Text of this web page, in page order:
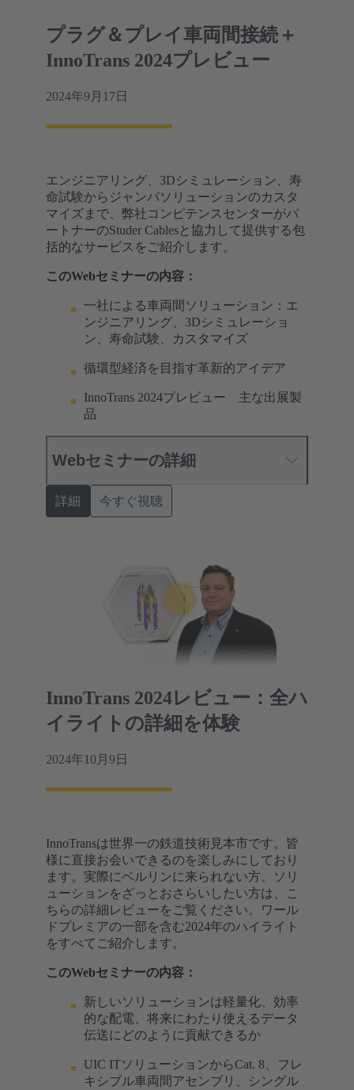
プラグ＆プレイ車両間接続＋
InnoTrans 2024プレビュー
2024年9月17日
エンジニアリング、3Dシミュレーション、寿
命試験からジャンパソリューションのカスタ
マイズまで、弊社コンピテンスセンターがパ
ートナーのStuder Cablesと協力して提供する包
括的なサービスをご紹介します。
このWebセミナーの内容：
一社による車両間ソリューション：エ
ンジニアリング、3Dシミュレーショ
ン、寿命試験、カスタマイズ
循環型経済を目指す革新的アイデア
InnoTrans 2024プレビュー 主な出展製
品
Webセミナーの詳細
詳細 今すぐ視聴
InnoTrans 2024レビュー：全ハ
イライトの詳細を体験
2024年10月9日
InnoTransは世界一の鉄道技術見本市です。皆
様に直接お会いできるのを楽しみにしており
ます。実際にベルリンに来られない方、ソリ
ューションをざっとおさらいしたい方は、こ
ちらの詳細レビューをご覧ください。ワール
ドプレミアの一部を含む2024年のハイライト
をすべてご紹介します。
このWebセミナーの内容：
新しいソリューションは軽量化、効率
的な配電、将来にわたり使えるデータ
伝送にどのように貢献できるか
UIC ITソリューションからCat. 8、フレ
キシブル車両間アセンブリ、シングル